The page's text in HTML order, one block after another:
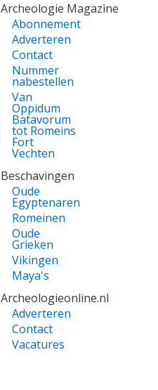
Archeologie Magazine
Abonnement
Adverteren
Contact
Nummer
nabestellen
Van
Oppidum
Batavorum
tot Romeins
Fort
Vechten
Beschavingen
Oude
Egyptenaren
Romeinen
Oude
Grieken
Vikingen
Maya's
Archeologieonline.nl
Adverteren
Contact
Vacatures